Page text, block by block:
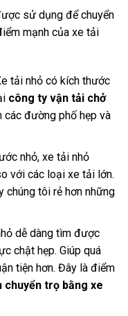
sử dụng để chuyển
mạnh của xe tải
tải nhỏ có kích thước
công ty vận tải chở
các đường phố hẹp và
nhỏ, xe tải nhỏ
với các loại xe tải lớn.
chúng tôi rẻ hơn những
dễ dàng tìm được
chật hẹp. Giúp quá
tiện hơn. Đây là điểm
chuyển trọ bằng xe